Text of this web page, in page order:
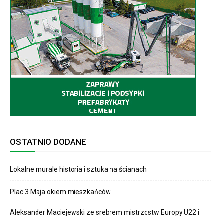
OSTATNIO DODANE
Lokalne murale historia i sztuka na ścianach
Plac 3 Maja okiem mieszkańców
Aleksander Maciejewski ze srebrem mistrzostw Europy U22 i